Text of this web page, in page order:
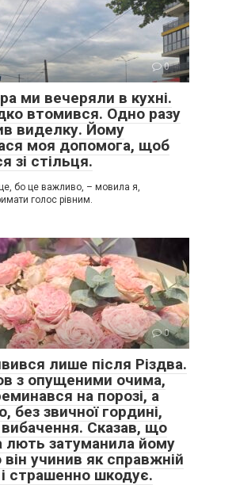
0
ми вечеряли в кухні.
втомився. Одно разу
виделку. Йому
моя допомога, щоб
зі стільця.
бо це важливо, – мовила я,
голос рівним.
0
лише після Різдва.
з опущеними очима,
на порозі, а
без звичної гордині,
Сказав, що
лють затуманила йому
учинив як справжній
страшенно шкодує.